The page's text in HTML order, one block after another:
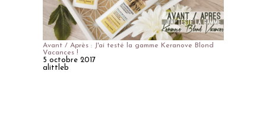
Avant / Après : J'ai testé la gamme Keranove Blond
Vacances !
5 octobre 2017
alittleb